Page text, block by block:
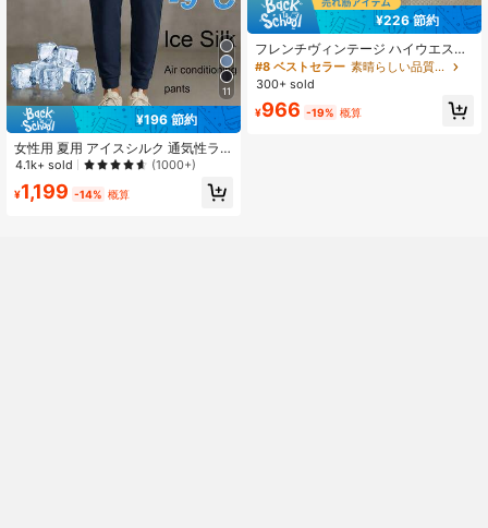
11
¥196 節約
女性用 夏用 アイスシルク 通気性ラ
ンニングパンツ、ジッパーポケット&
クドライスポーツパンツ、フィット
4.1k+ sold (1000+)
¥1,199 -14% 概算
¥226 節約
フレンチヴィンテージ ハイウエスト
ヒップカバー 多用途 コントラストカ
ラー チェック柄 軽量 ボディコン マ
#8 ベストセラー
素晴らしい品質 女性のスカート
300+ sold
¥966 -19% 概算